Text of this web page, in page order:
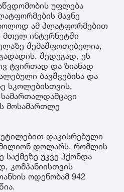
უფლება
მავნე
ამ პლატფორმებით
მთელ ინტერნეტში
შემაშფოთებელია,
შედეგად, ეს
ტვირთად და ზიანად
ბავშვებისა და
სკოლებისთვის,
მოსამართლე
დაკისრებული
მილიონ დოლარს, რომლის
საქმეზე უკვე ჰქონდა
კომპანიისთვის
ოდენობამ 942